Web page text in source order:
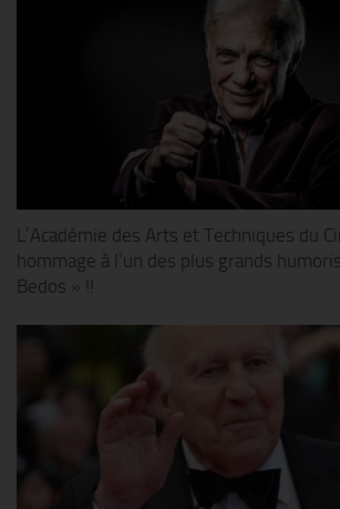
L’Académie des Arts et Techniques du
hommage à l’un des plus grands
Bedos » !!